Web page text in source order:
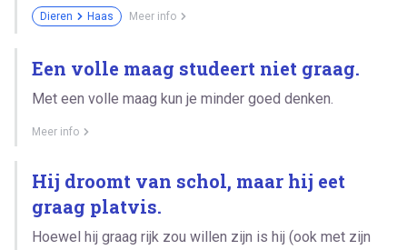
Dieren Haas Meer info
Een volle maag studeert niet graag.
Met een volle maag kun je minder goed denken.
Meer info
Hij droomt van schol, maar hij eet
graag platvis.
Hoewel hij graag rijk zou willen zijn is hij (ook met zijn